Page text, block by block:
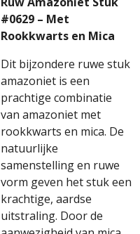
#0629 – Met
Rookkwarts en Mica
Dit bijzondere ruwe stuk
amazoniet is een
prachtige combinatie
van amazoniet met
rookkwarts en mica. De
natuurlijke
samenstelling en ruwe
vorm geven het stuk een
krachtige, aardse
uitstraling. Door de